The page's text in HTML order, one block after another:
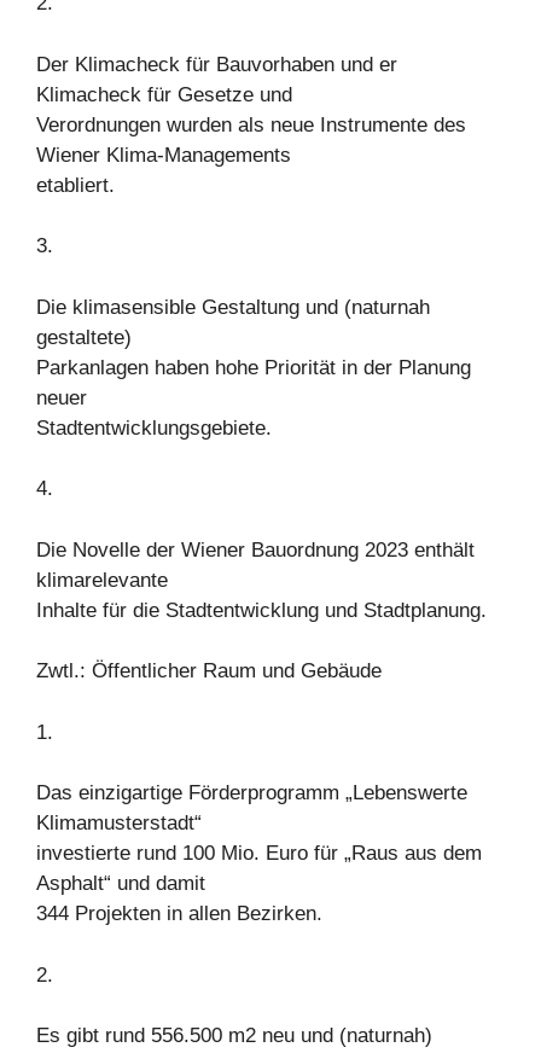
Der Klimacheck für Bauvorhaben und er
Klimacheck für Gesetze und
Verordnungen wurden als neue Instrumente des
Wiener Klima-Managements
etabliert.
3.
Die klimasensible Gestaltung und (naturnah
gestaltete)
Parkanlagen haben hohe Priorität in der Planung
neuer
Stadtentwicklungsgebiete.
4.
Die Novelle der Wiener Bauordnung 2023 enthält
klimarelevante
Inhalte für die Stadtentwicklung und Stadtplanung.
Zwtl.: Öffentlicher Raum und Gebäude
1.
Das einzigartige Förderprogramm „Lebenswerte
Klimamusterstadt“
investierte rund 100 Mio. Euro für „Raus aus dem
Asphalt“ und damit
344 Projekten in allen Bezirken.
2.
Es gibt rund 556.500 m2 neu und (naturnah)